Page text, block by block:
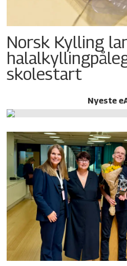
Norsk Kylling
skolestart
Nyeste